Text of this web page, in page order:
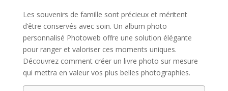
Les souvenirs de famille sont précieux et méritent
d’être conservés avec soin. Un album photo
personnalisé Photoweb offre une solution élégante
pour ranger et valoriser ces moments uniques.
Découvrez comment créer un livre photo sur mesure
qui mettra en valeur vos plus belles photographies.